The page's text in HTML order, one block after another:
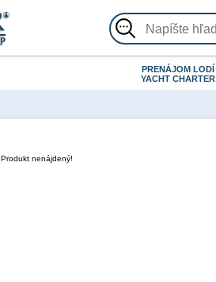
PRENÁJOM LODÍ
YACHT CHARTER
Produkt nenájdený!